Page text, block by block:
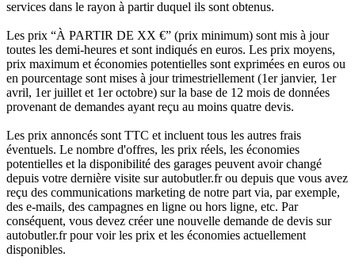
services dans le rayon à partir duquel ils sont obtenus.
Les prix “À PARTIR DE XX €” (prix minimum) sont mis à jour
toutes les demi-heures et sont indiqués en euros. Les prix moyens,
prix maximum et économies potentielles sont exprimées en euros ou
en pourcentage sont mises à jour trimestriellement (1er janvier, 1er
avril, 1er juillet et 1er octobre) sur la base de 12 mois de données
provenant de demandes ayant reçu au moins quatre devis.
Les prix annoncés sont TTC et incluent tous les autres frais
éventuels. Le nombre d'offres, les prix réels, les économies
potentielles et la disponibilité des garages peuvent avoir changé
depuis votre dernière visite sur autobutler.fr ou depuis que vous avez
reçu des communications marketing de notre part via, par exemple,
des e-mails, des campagnes en ligne ou hors ligne, etc. Par
conséquent, vous devez créer une nouvelle demande de devis sur
autobutler.fr pour voir les prix et les économies actuellement
disponibles.